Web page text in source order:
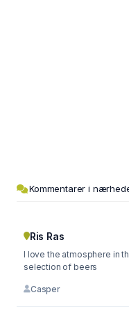
Kommentarer i
Ris Ras
I love the atmosphere in
selection of beers
Casper